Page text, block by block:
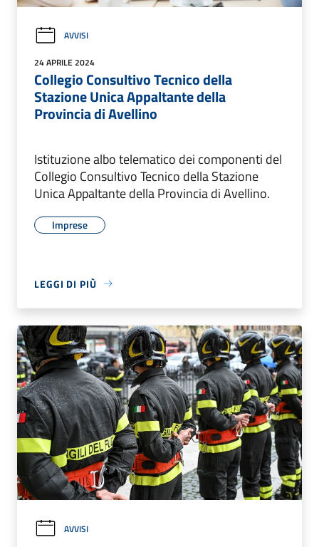
AVVISI
24 APRILE 2024
Collegio Consultivo Tecnico della
Stazione Unica Appaltante della
Provincia di Avellino
Istituzione albo telematico dei componenti del
Collegio Consultivo Tecnico della Stazione
Unica Appaltante della Provincia di Avellino.
Imprese
LEGGI DI PIÙ
AVVISI